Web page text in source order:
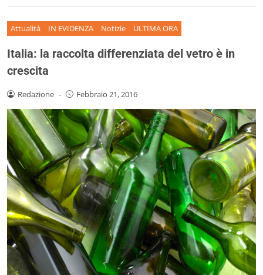
Attualità IN EVIDENZA Notizie ULTIMA ORA
Italia: la raccolta differenziata del vetro è in
crescita
Redazione - Febbraio 21, 2016